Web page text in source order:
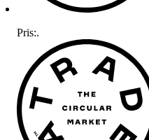
Pris:.